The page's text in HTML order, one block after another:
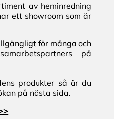
av heminredning
ett showroom som är
för många och
på
produkter så är du
på nästa sida.